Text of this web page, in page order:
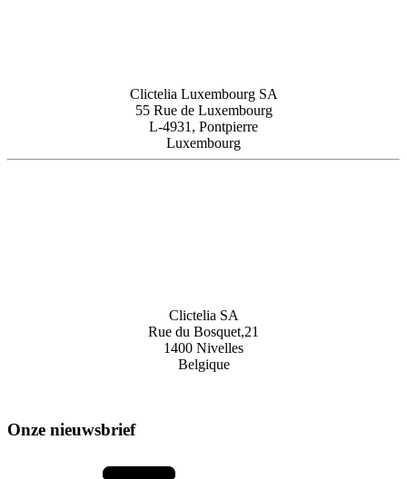
Clictelia Luxembourg SA
55 Rue de Luxembourg
L-4931, Pontpierre
Luxembourg
Clictelia SA
Rue du Bosquet,21
1400 Nivelles
Belgique
Onze nieuwsbrief